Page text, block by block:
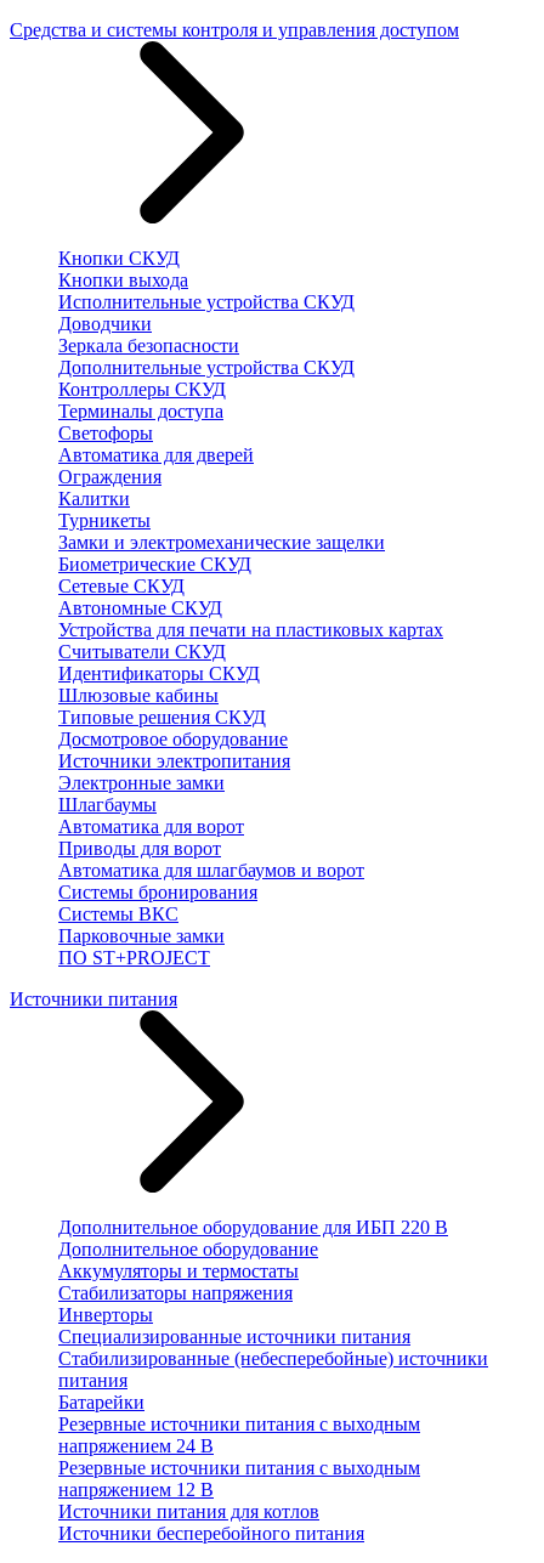
Средства и системы контроля и управления доступом
Кнопки СКУД
Кнопки выхода
Исполнительные устройства СКУД
Доводчики
Зеркала безопасности
Дополнительные устройства СКУД
Контроллеры СКУД
Терминалы доступа
Светофоры
Автоматика для дверей
Ограждения
Калитки
Турникеты
Замки и электромеханические защелки
Биометрические СКУД
Сетевые СКУД
Автономные СКУД
Устройства для печати на пластиковых картах
Считыватели СКУД
Идентификаторы СКУД
Шлюзовые кабины
Типовые решения СКУД
Досмотровое оборудование
Источники электропитания
Электронные замки
Шлагбаумы
Автоматика для ворот
Приводы для ворот
Автоматика для шлагбаумов и ворот
Системы бронирования
Системы ВКС
Парковочные замки
ПО ST+PROJECT
Источники питания
Дополнительное оборудование для ИБП 220 В
Дополнительное оборудование
Аккумуляторы и термостаты
Стабилизаторы напряжения
Инверторы
Специализированные источники питания
Стабилизированные (небесперебойные) источники
питания
Батарейки
Резервные источники питания с выходным
напряжением 24 В
Резервные источники питания с выходным
напряжением 12 В
Источники питания для котлов
Источники бесперебойного питания